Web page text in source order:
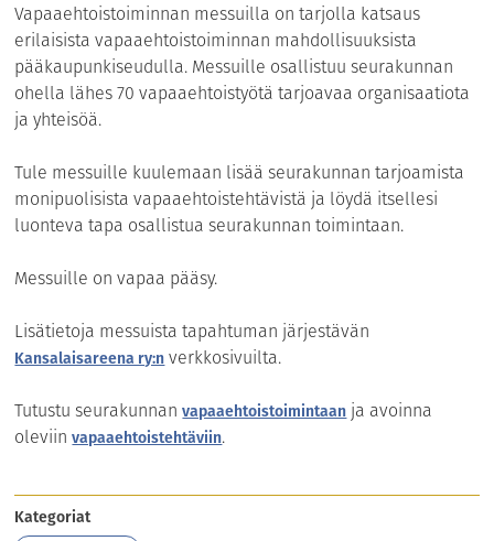
Vapaaehtoistoiminnan messuilla on tarjolla katsaus
erilaisista vapaaehtoistoiminnan mahdollisuuksista
pääkaupunkiseudulla. Messuille osallistuu seurakunnan
ohella lähes 70 vapaaehtoistyötä tarjoavaa organisaatiota
ja yhteisöä.
Tule messuille kuulemaan lisää seurakunnan tarjoamista
monipuolisista vapaaehtoistehtävistä ja löydä itsellesi
luonteva tapa osallistua seurakunnan toimintaan.
Messuille on vapaa pääsy.
Lisätietoja messuista tapahtuman järjestävän
Kansalaisareena ry:n verkkosivuilta.
Tutustu seurakunnanvapaaehtoistoimintaan ja avoinna
oleviinvapaaehtoistehtäviin.
Kategoriat